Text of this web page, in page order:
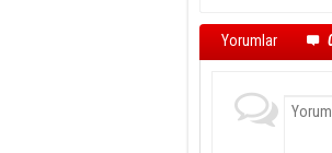
Yorumlar